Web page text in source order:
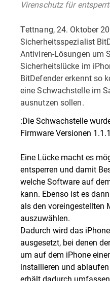
Virenschutz für
Tettnang, 24. Oktober
Sicherheitsspezialist
Antiviren-Lösungen um
Sicherheitslücke im
BitDefender erkennt so
eine Schwachstelle im
ausnutzen sollen.
:Die Schwachstelle
Firmware Versionen
Eine Lücke macht es
entsperren und damit
welche Software auf
kann. Ebenso ist es
als den voreingestellten
auszuwählen.
Dadurch wird das
ausgesetzt, bei denen
um auf dem iPhone
installieren und
erhält dadurch